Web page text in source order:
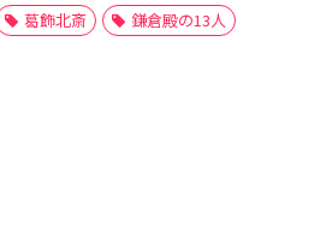
葛飾北斎 鎌倉殿の13人